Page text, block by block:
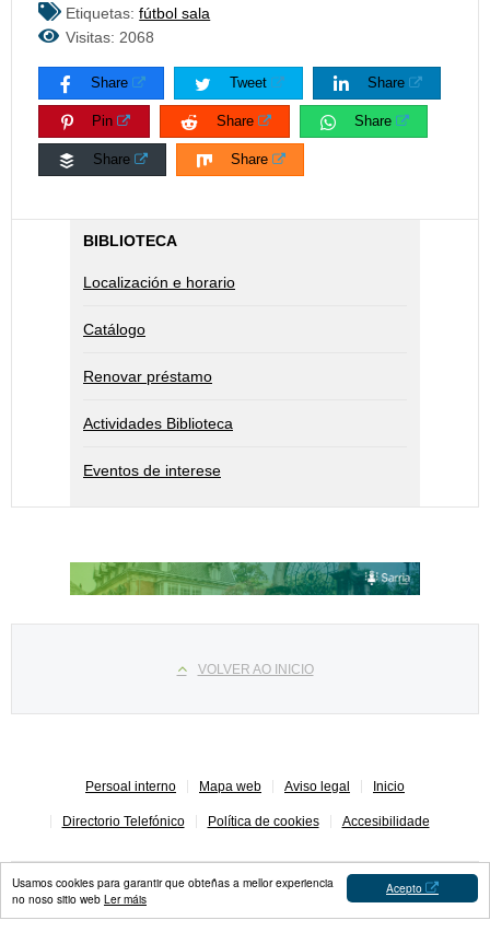
Acepto
Usamos cookies para garantir que obteñas a mellor experiencia
no noso sitio web Ler máis
Etiquetas:fútbol sala
Visitas: 2068
Share Tweet Share
Pin Share Share
Share Share
BIBLIOTECA
Localización e horario
Catálogo
Renovar préstamo
Actividades Biblioteca
Eventos de interese
VOLVER AO INICIO
Persoal interno Mapa web Aviso legal Inicio
Directorio Telefónico Política de cookies Accesibilidade